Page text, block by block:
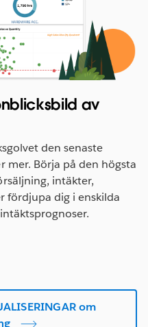
av
den senaste
mer. Börja på den högsta
intäkter,
fördjupa dig i enskilda
om